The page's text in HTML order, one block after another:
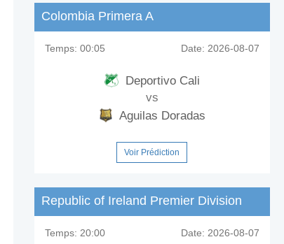
Colombia Primera A
Temps: 00:05 Date: 2026-08-07
Deportivo Cali
vs
Aguilas Doradas
Voir Prédiction
Republic of Ireland Premier Division
Temps: 20:00 Date: 2026-08-07